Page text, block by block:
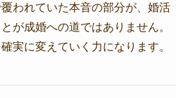
われていた本音の部分が、婚活
が成婚への道ではありません。
実に変えていく力になります。